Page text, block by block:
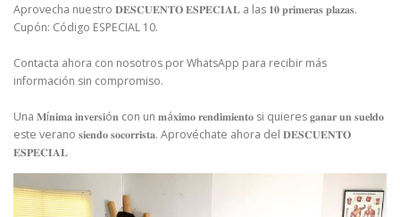
Aprovecha nuestro 𝐃𝐄𝐒𝐂𝐔𝐄𝐍𝐓𝐎 𝐄𝐒𝐏𝐄𝐂𝐈𝐀𝐋 a las 𝟏𝟎 𝐩𝐫𝐢𝐦𝐞𝐫𝐚𝐬 𝐩𝐥𝐚𝐳𝐚𝐬. ⁣
Cupón: Código ESPECIAL 10. ⁣
Contacta ahora con nosotros por WhatsApp para recibir más
información sin compromiso. ⁣
Una 𝐌í𝐧𝐢𝐦𝐚 𝐢𝐧𝐯𝐞𝐫𝐬𝐢ó𝐧 con un 𝐦á𝐱𝐢𝐦𝐨 𝐫𝐞𝐧𝐝𝐢𝐦𝐢𝐞𝐧𝐭𝐨 si quieres 𝐠𝐚𝐧𝐚𝐫 𝐮𝐧 𝐬𝐮𝐞𝐥𝐝𝐨
este verano 𝐬𝐢𝐞𝐧𝐝𝐨 𝐬𝐨𝐜𝐨𝐫𝐫𝐢𝐬𝐭𝐚. Aprovéchate ahora del 𝐃𝐄𝐒𝐂𝐔𝐄𝐍𝐓𝐎
𝐄𝐒𝐏𝐄𝐂𝐈𝐀𝐋⁣